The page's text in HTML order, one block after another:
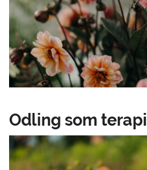
Odling som terapi